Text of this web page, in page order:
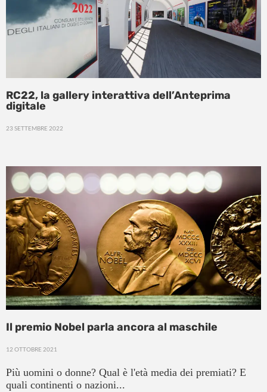
RC22, la gallery interattiva dell’Anteprima
digitale
23 SETTEMBRE 2022
Il premio Nobel parla ancora al maschile
12 OTTOBRE 2021
Più uomini o donne? Qual è l'età media dei premiati? E
quali continenti o nazioni...